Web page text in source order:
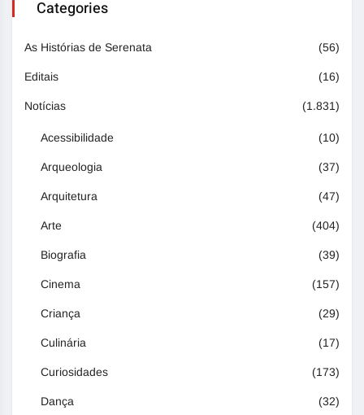
Categories
As Histórias de Serenata (56)
Editais (16)
Notícias (1.831)
Acessibilidade (10)
Arqueologia (37)
Arquitetura (47)
Arte (404)
Biografia (39)
Cinema (157)
Criança (29)
Culinária (17)
Curiosidades (173)
Dança (32)